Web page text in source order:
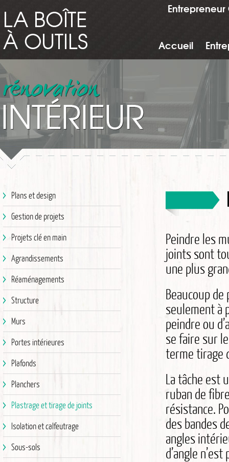
Accueil
Plans et design
Gestion de projets
Projets clé en main
Agrandissements
Réaménagements
Structure
Murs
Portes intérieures
Plafonds
Planchers
Plastrage et tirage de joints
Isolation et calfeutrage
Sous-sols
Peindre les
joints sont
une plus
Beaucoup
seulement à
peindre ou
se faire sur
terme tirage
La tâche est
ruban de
résistance.
des bandes
angles
d’angle